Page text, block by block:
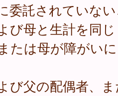
委託されていな
び母と生計を同
たは母が障がい
び父の配偶者、